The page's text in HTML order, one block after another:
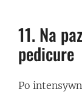
11. Na
pedicure
Po